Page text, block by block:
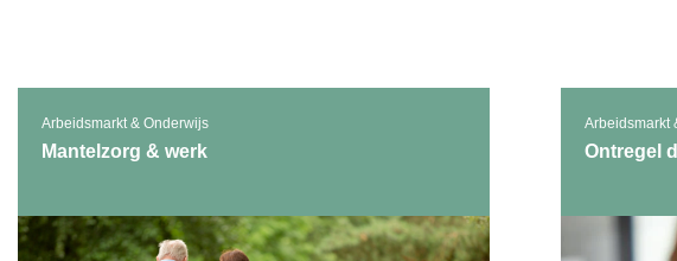
Arbeidsmarkt & Onderwijs
Mantelzorg & werk
Arbeidsmarkt
Ontregel